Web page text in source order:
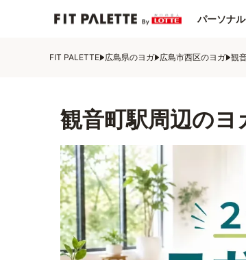
パーソナ
FIT PALETTE 広島県のヨガ 広島市西区のヨガ 観
観音町駅周辺の